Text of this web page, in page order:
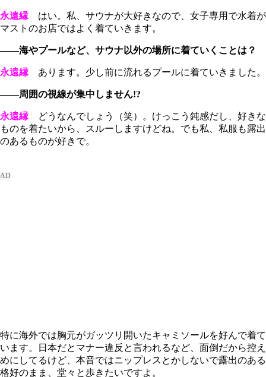
永遠縁 はい。私、サウナが大好きなので、女子専用で水着が
マストのお店ではよく着ていきます。
――海やプールなど、サウナ以外の場所に着ていくことは？
永遠縁 あります。少し前に流れるプールに着ていきました。
――周囲の視線が集中しません!?
永遠縁 どうなんでしょう（笑）。けっこう鈍感だし、好きな
ものを着たいから、スルーしますけどね。でも私、私服も露出
のあるものが好きで。
特に海外では胸元がガッツリ開いたキャミソールを好んで着て
います。日本だとマナー違反と言われるなど、面倒だから控え
めにしてるけど、本音ではニップレスとかしないで露出のある
格好のまま、堂々と歩きたいですよ。